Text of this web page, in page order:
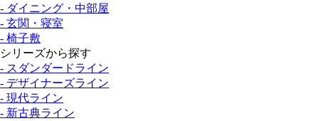
- ダイニング・中部屋
- 玄関・寝室
- 椅子敷
シリーズから探す
- スダンダードライン
- デザイナーズライン
- 現代ライン
- 新古典ライン